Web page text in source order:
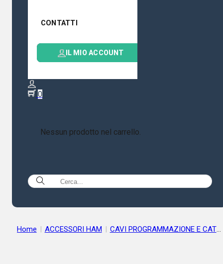
CONTATTI
IL MIO ACCOUNT
0
Nessun prodotto nel carrello.
Home | ACCESSORI HAM | CAVI PROGRAMMAZIONE E CAT